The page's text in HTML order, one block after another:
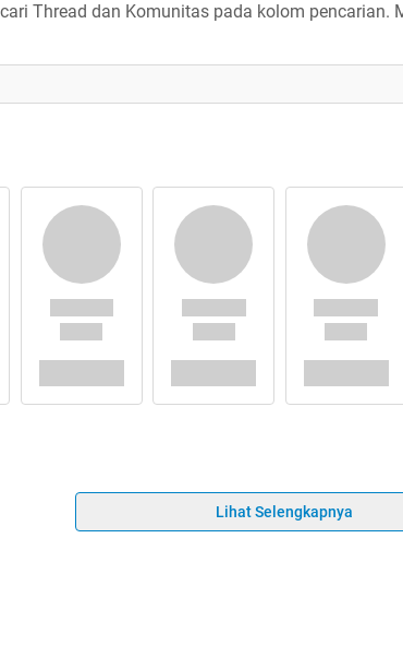
Thread dan Komunitas pada kolom pencarian.
Lihat Selengkapnya